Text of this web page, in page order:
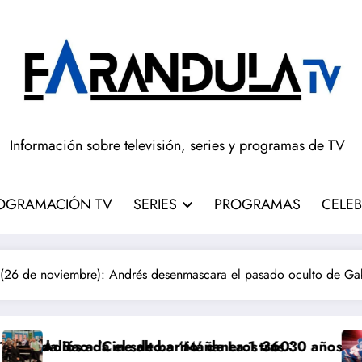
Información sobre televisión, series y programas de TV
TV SERIES PROGRAMAS
(26 de noviembre): Andrés desenmascara el pasado oculto de
a ‘Mañaneros 360’
barrio’ de La 1 tras 30 años: RTVE cambia su gran
‘Más que